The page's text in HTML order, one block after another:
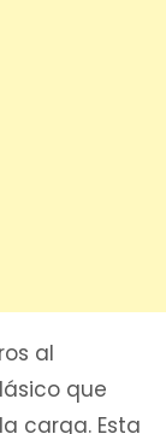
al
que
carga. Esta